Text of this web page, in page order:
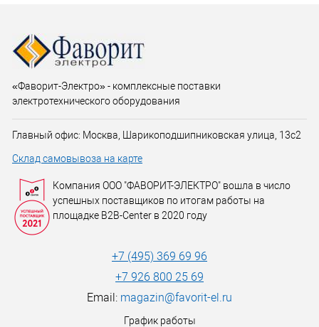
«Фаворит-Электро» - комплексные поставки
электротехнического оборудования
Главный офис: Москва, Шарикоподшипниковская улица, 13с2
Склад самовывоза на карте
Компания ООО "ФАВОРИТ-ЭЛЕКТРО" вошла в число
успешных поставщиков по итогам работы на
площадке B2B-Center в 2020 году
+7 (495) 369 69 96
+7 926 800 25 69
Email: magazin@favorit-el.ru
График работы